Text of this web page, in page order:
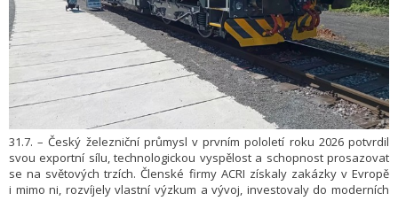
31.7. – Český železniční průmysl v prvním pololetí roku 2026 potvrdil
svou exportní sílu, technologickou vyspělost a schopnost prosazovat
se na světových trzích. Členské firmy ACRI získaly zakázky v Evropě
i mimo ni, rozvíjely vlastní výzkum a vývoj, investovaly do moderních